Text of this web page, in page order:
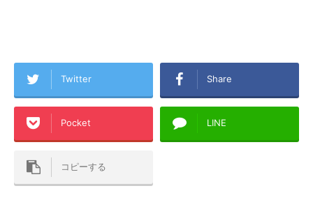
Twitter Share
Pocket LINE
コピーする